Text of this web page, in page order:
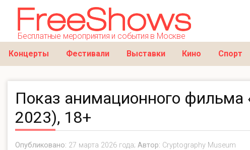
Бесплатные мероприятия и события в Москве
Концерты Фестивали Выставки Кино Спорт
Показ анимационного
2023), 18+
Опубликовано: 27 марта 2026 года; Автор: Cryptography Museum